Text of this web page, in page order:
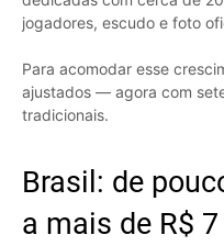
jogadores, escudo e foto
Para acomodar esse
ajustados — agora com
tradicionais.
Brasil: de
a mais de R$